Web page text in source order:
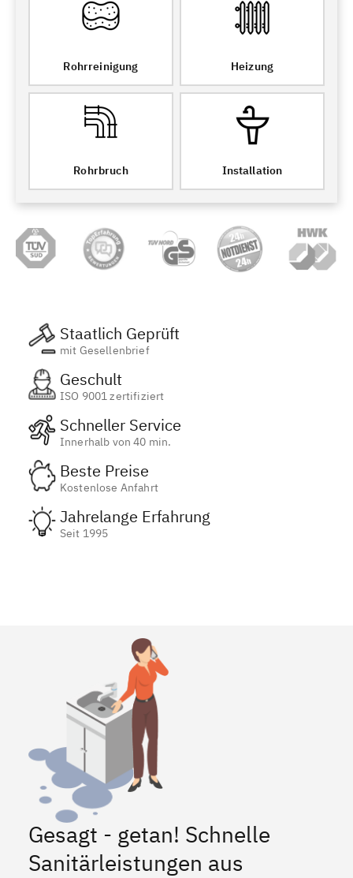
Rohrreinigung Heizung
Rohrbruch Installation
Staatlich Geprüft
mit Gesellenbrief
Geschult
ISO 9001 zertifiziert
Schneller Service
Innerhalb von 40 min.
Beste Preise
Kostenlose Anfahrt
Jahrelange Erfahrung
Seit 1995
Gesagt - getan! Schnelle
Sanitärleistungen aus